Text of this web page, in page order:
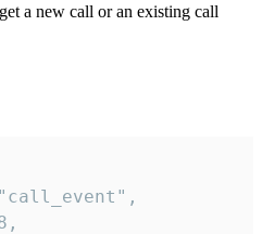
a new call or an existing call